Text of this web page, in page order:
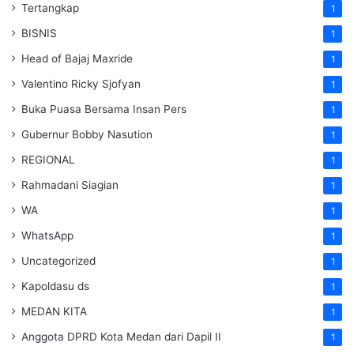
Tertangkap 1
BISNIS 1
Head of Bajaj Maxride 1
Valentino Ricky Sjofyan 1
Buka Puasa Bersama Insan Pers 1
Gubernur Bobby Nasution 1
REGIONAL 1
Rahmadani Siagian 1
WA 1
WhatsApp 1
Uncategorized 1
Kapoldasu ds 1
MEDAN KITA 1
Anggota DPRD Kota Medan dari Dapil II 1